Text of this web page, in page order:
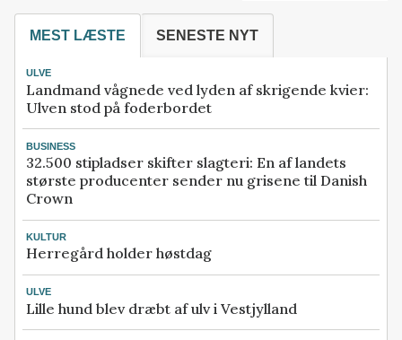
MEST LÆSTE SENESTE NYT
ULVE
Landmand vågnede ved lyden af skrigende kvier:
Ulven stod på foderbordet
BUSINESS
32.500 stipladser skifter slagteri: En af landets
største producenter sender nu grisene til Danish
Crown
KULTUR
Herregård holder høstdag
ULVE
Lille hund blev dræbt af ulv i Vestjylland